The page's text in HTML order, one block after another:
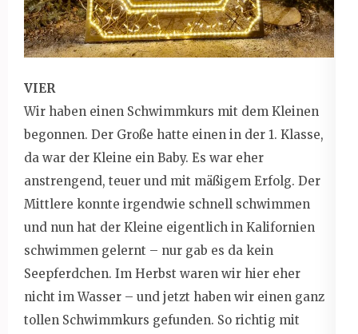
VIER
Wir haben einen Schwimmkurs mit dem Kleinen
begonnen. Der Große hatte einen in der 1. Klasse,
da war der Kleine ein Baby. Es war eher
anstrengend, teuer und mit mäßigem Erfolg. Der
Mittlere konnte irgendwie schnell schwimmen
und nun hat der Kleine eigentlich in Kalifornien
schwimmen gelernt – nur gab es da kein
Seepferdchen. Im Herbst waren wir hier eher
nicht im Wasser – und jetzt haben wir einen ganz
tollen Schwimmkurs gefunden. So richtig mit